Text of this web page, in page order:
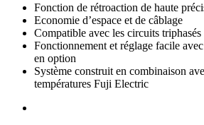
Fonction de rétroaction de haute
Economie d’espace et de câblage
Compatible avec les circuits
Fonctionnement et réglage facile
en option
Système construit en combinaison
températures Fuji Electric